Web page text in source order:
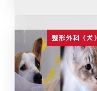
整形外科（犬）